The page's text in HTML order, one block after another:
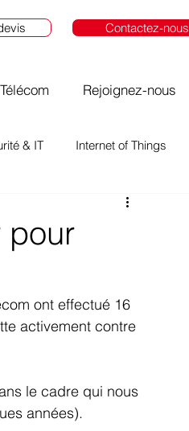
Contactez-nous
Rejoignez-nous
& IT Internet of Things
pour
ont effectué 16
activement contre
le cadre qui nous
années).